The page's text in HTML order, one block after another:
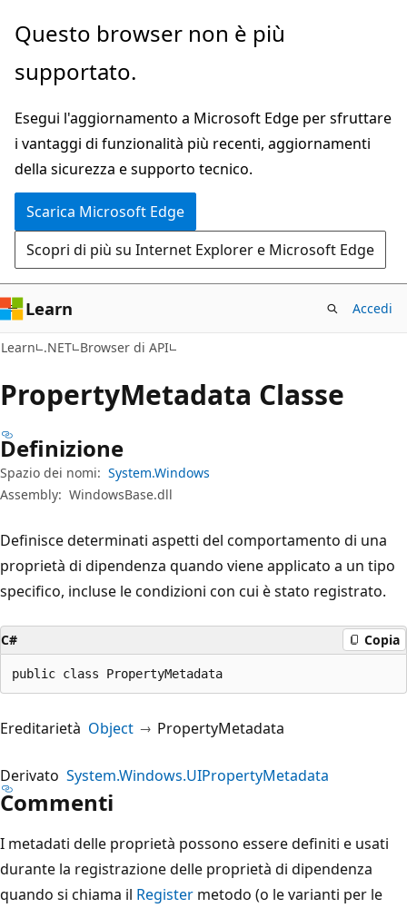
Ignora
passa
contenuto
principale
Passare
allo
spostamento
pagina
Questo browser non è più
supportato.
Esegui l'aggiornamento a Microsoft Edge per sfruttare
i vantaggi di funzionalità più recenti, aggiornamenti
della sicurezza e supporto tecnico.
Scarica Microsoft Edge
Scopri di più su Internet Explorer e Microsoft Edge
Learn Accedi
Learn .NET Browser di API
PropertyMetadata Classe
Definizione
Spazio dei nomi: System.Windows
Assembly: WindowsBase.dll
Definisce determinati aspetti del comportamento di una
proprietà di dipendenza quando viene applicato a un tipo
specifico, incluse le condizioni con cui è stato registrato.
C# Copia
public class PropertyMetadata
Ereditarietà Object PropertyMetadata
Derivato System.Windows.UIPropertyMetadata
Commenti
I metadati delle proprietà possono essere definiti e usati
durante la registrazione delle proprietà di dipendenza
quando si chiama il Register metodo (o le varianti per le